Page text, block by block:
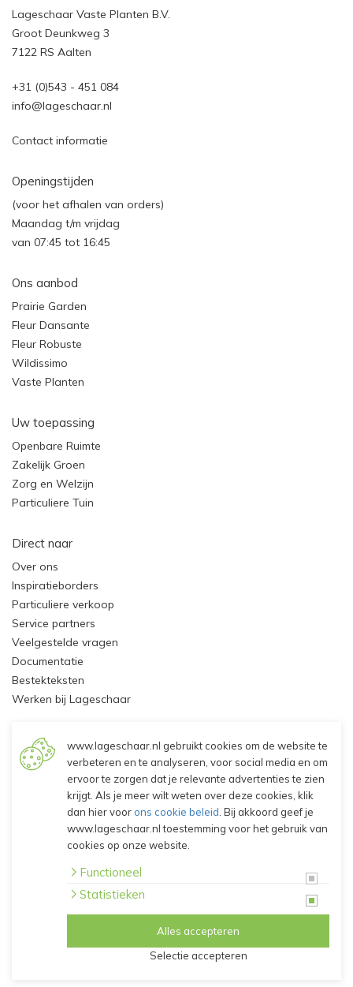
Lageschaar Vaste Planten B.V.
Groot Deunkweg 3
7122 RS Aalten
+31 (0)543 - 451 084
info@lageschaar.nl
Contact informatie
Openingstijden
(voor het afhalen van orders)
Maandag t/m vrijdag
van 07:45 tot 16:45
Ons aanbod
Prairie Garden
Fleur Dansante
Fleur Robuste
Wildissimo
Vaste Planten
Uw toepassing
Openbare Ruimte
Zakelijk Groen
Zorg en Welzijn
Particuliere Tuin
Direct naar
Over ons
Inspiratieborders
Particuliere verkoop
Service partners
Veelgestelde vragen
Documentatie
Bestekteksten
Werken bij Lageschaar
Mijn Account
Inloggen - Klant worden
© 2026 Lageschaar Vaste Planten B.V.
Algemene voorwaarden
Privacy verklaring
www.lageschaar.nl gebruikt cookies om de website te
verbeteren en te analyseren, voor social media en om
ervoor te zorgen dat je relevante advertenties te zien
krijgt. Als je meer wilt weten over deze cookies, klik
dan hier voor ons cookie beleid . Bij akkoord geef je
www.lageschaar.nl toestemming voor het gebruik van
cookies op onze website.
Functioneel
Statistieken
Selectie accepteren
Alles accepteren